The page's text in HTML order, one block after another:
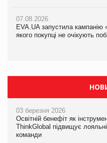
07.08.2026
EVA.UA запустила кампанію
якого покупці не очікують
05.08.2026
Мережа супермаркетів
03 березня 2026
Освітній бенефіт як
ThinkGlobal підвищує
команди